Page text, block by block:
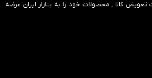
ضمانت تعویض کالا , محصولات خود را به بــازار ایران عرضه